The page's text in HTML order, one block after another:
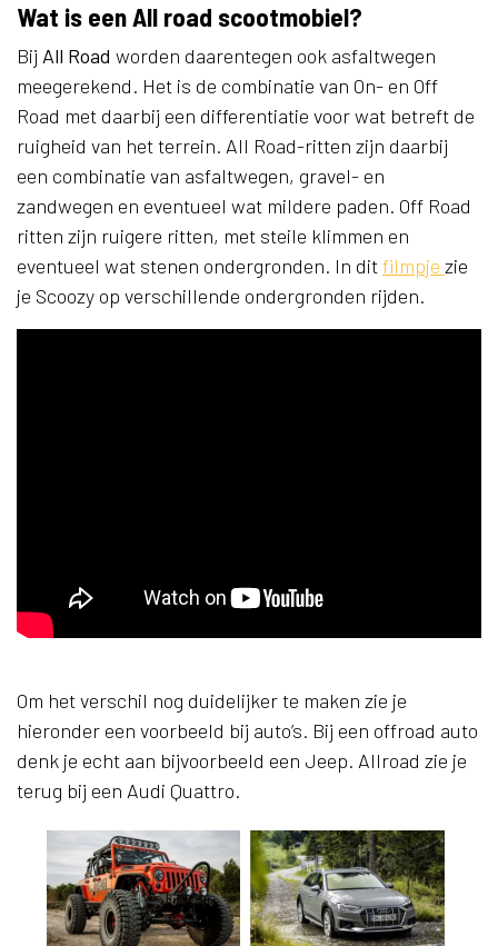
Wat is een All road scootmobiel?
Bij All Road worden daarentegen ook asfaltwegen
meegerekend. Het is de combinatie van On- en Off
Road met daarbij een differentiatie voor wat betreft de
ruigheid van het terrein. All Road-ritten zijn daarbij
een combinatie van asfaltwegen, gravel- en
zandwegen en eventueel wat mildere paden. Off Road
ritten zijn ruigere ritten, met steile klimmen en
eventueel wat stenen ondergronden. In ditfilmpje zie
je Scoozy op verschillende ondergronden rijden.
Om het verschil nog duidelijker te maken zie je
hieronder een voorbeeld bij auto’s. Bij een offroad auto
denk je echt aan bijvoorbeeld een Jeep. Allroad zie je
terug bij een Audi Quattro.